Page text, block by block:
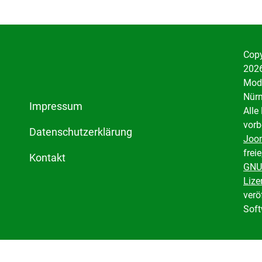
Impressum
Datenschutzerklärung
Kontakt
Alle